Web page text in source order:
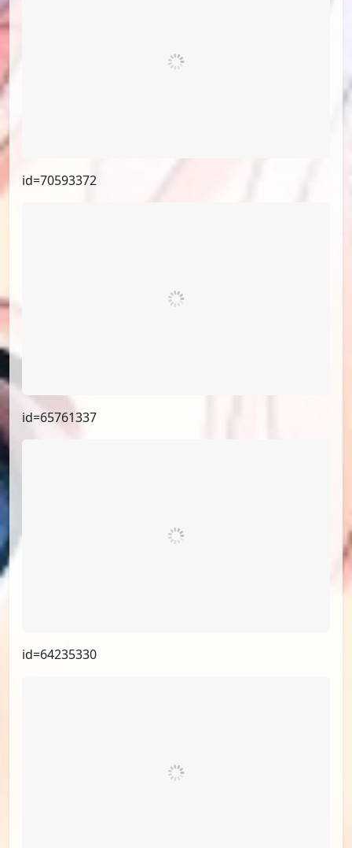
id=70593372
id=65761337
id=64235330